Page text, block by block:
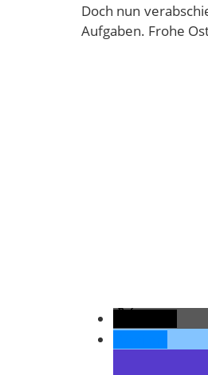
Doch nun
Aufgaben. Frohe